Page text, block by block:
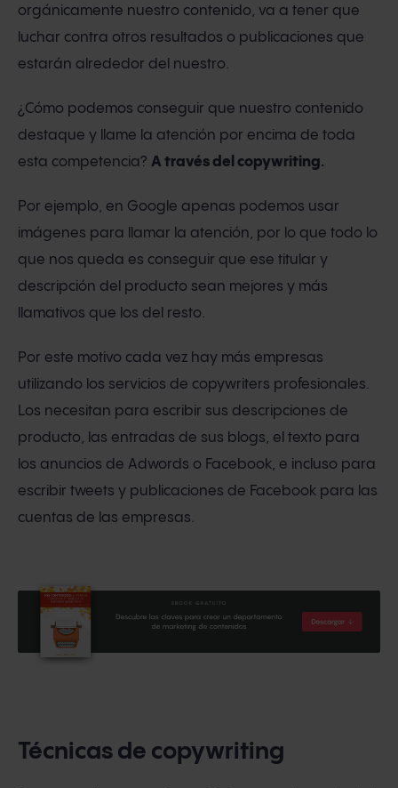
orgánicamente nuestro contenido, va a tener que
luchar contra otros resultados o publicaciones que
estarán alrededor del nuestro.
¿Cómo podemos conseguir que nuestro contenido
destaque y llame la atención por encima de toda
esta competencia? A través del copywriting.
Por ejemplo, en Google apenas podemos usar
imágenes para llamar la atención, por lo que todo lo
que nos queda es conseguir que ese titular y
descripción del producto sean mejores y más
llamativos que los del resto.
Por este motivo cada vez hay más empresas
utilizando los servicios de copywriters profesionales.
Los necesitan para escribir sus descripciones de
producto, las entradas de sus blogs, el texto para
los anuncios de Adwords o Facebook, e incluso para
escribir tweets y publicaciones de Facebook para las
cuentas de las empresas.
Técnicas de copywriting